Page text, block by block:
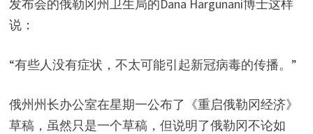
发布会的俄勒冈州卫生局的Dana Hargunani博士这样
说：
“有些人没有症状，不太可能引起新冠病毒的传播。”
俄州州长办公室在星期一公布了《重启俄勒冈经济》
草稿，虽然只是一个草稿，但说明了俄勒冈不论如